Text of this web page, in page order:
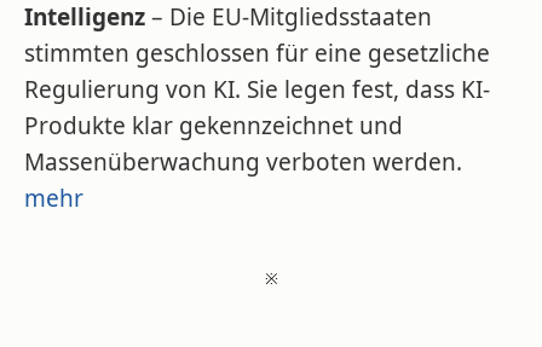
Intelligenz– Die EU-Mitgliedsstaaten
stimmten geschlossen für eine gesetzliche
Regulierung von KI. Sie legen fest, dass KI-
Produkte klar gekennzeichnet und
Massenüberwachung verboten werden.
mehr
※